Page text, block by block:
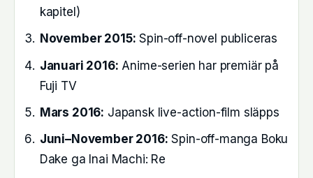
kapitel)
November 2015: Spin-off-novel publiceras
Januari 2016: Anime-serien har premiär på
Fuji TV
Mars 2016: Japansk live-action-film släpps
Juni–November 2016: Spin-off-manga Boku
Dake ga Inai Machi: Re